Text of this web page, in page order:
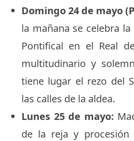
Domingo 24 de mayo
la mañana se celebra
Pontifical en el Real
multitudinario y
tiene lugar el rezo del
las calles de la aldea.
Lunes 25 de mayo:
de la reja y